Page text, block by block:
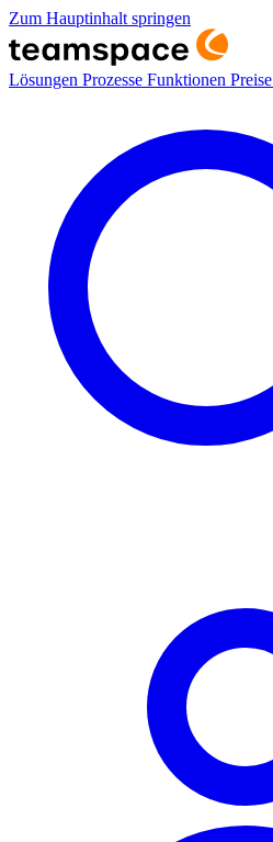
Zum Hauptinhalt springen
Lösungen Prozesse Funktionen Preise